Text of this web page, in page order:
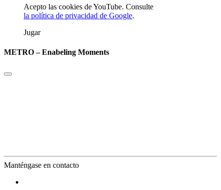
Acepto las cookies de YouTube. Consulte
la política de privacidad de Google.
Jugar
METRO – Enabeling Moments
Manténgase en contacto